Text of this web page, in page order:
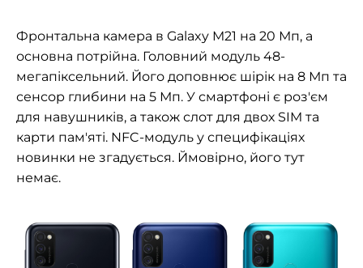
Фронтальна камера в Galaxy M21 на 20 Мп, а
основна потрійна. Головний модуль 48-
мегапіксельний. Його доповнює шірік на 8 Мп та
сенсор глибини на 5 Мп. У смартфоні є роз'єм
для навушників, а також слот для двох SIM та
карти пам'яті. NFC-модуль у специфікаціях
новинки не згадується. Ймовірно, його тут
немає.